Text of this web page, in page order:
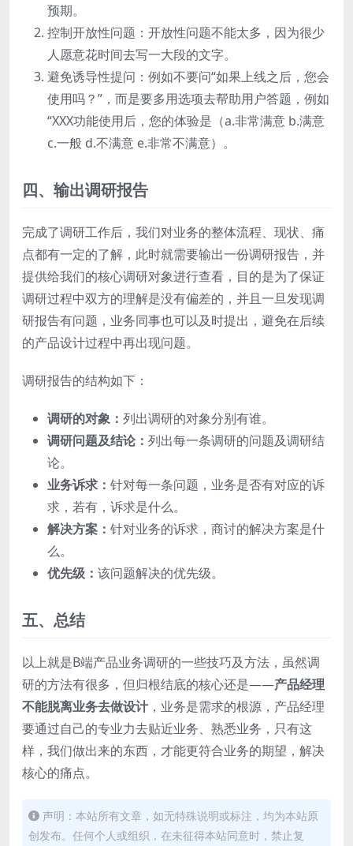
预期。
控制开放性问题：开放性问题不能太多，因为很少
人愿意花时间去写一大段的文字。
避免诱导性提问：例如不要问“如果上线之后，您会
使用吗？”，而是要多用选项去帮助用户答题，例如
“XXX功能使用后，您的体验是（a.非常满意 b.满意
c.一般 d.不满意 e.非常不满意）。
四、输出调研报告
完成了调研工作后，我们对业务的整体流程、现状、痛
点都有一定的了解，此时就需要输出一份调研报告，并
提供给我们的核心调研对象进行查看，目的是为了保证
调研过程中双方的理解是没有偏差的，并且一旦发现调
研报告有问题，业务同事也可以及时提出，避免在后续
的产品设计过程中再出现问题。
调研报告的结构如下：
调研的对象： 列出调研的对象分别有谁。
调研问题及结论： 列出每一条调研的问题及调研结
论。
业务诉求： 针对每一条问题，业务是否有对应的诉
求，若有，诉求是什么。
解决方案： 针对业务的诉求，商讨的解决方案是什
么。
优先级： 该问题解决的优先级。
五、总结
以上就是B端产品业务调研的一些技巧及方法，虽然调
研的方法有很多，但归根结底的核心还是——产品经理
不能脱离业务去做设计，业务是需求的根源，产品经理
要通过自己的专业力去贴近业务、熟悉业务，只有这
样，我们做出来的东西，才能更符合业务的期望，解决
核心的痛点。
声明：本站所有文章，如无特殊说明或标注，均为本站原
创发布。任何个人或组织，在未征得本站同意时，禁止复